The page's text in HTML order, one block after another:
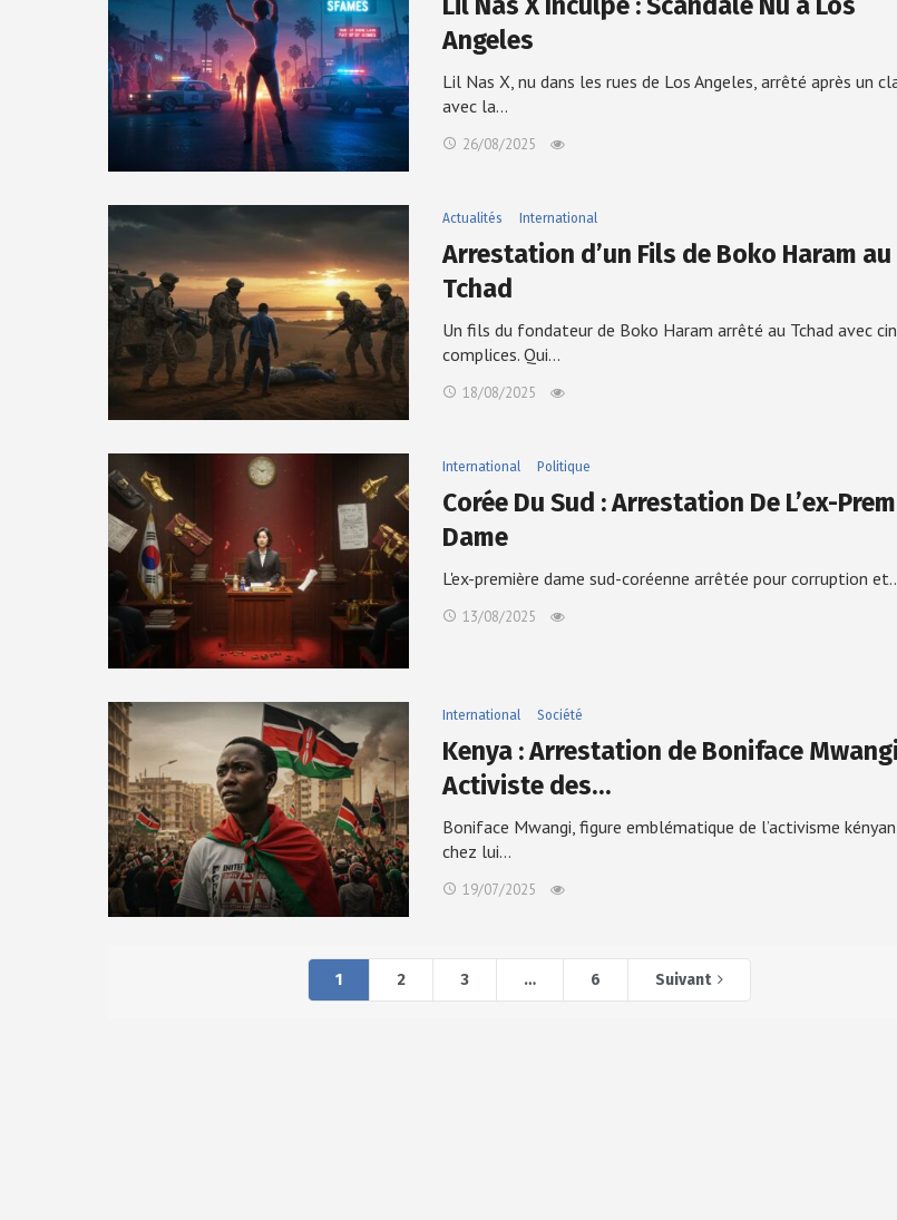
Angeles
Lil Nas X, nu dans les rues de Los Angeles, arrêté après un
avec la…
26/08/2025
Actualités International
Arrestation d’un Fils de Boko Haram au
Tchad
Un fils du fondateur de Boko Haram arrêté au Tchad avec
complices. Qui…
18/08/2025
International Politique
Corée Du Sud : Arrestation De L’ex-
Dame
L'ex-première dame sud-coréenne arrêtée pour corruption
13/08/2025
International Société
Kenya : Arrestation de Boniface
Activiste des…
Boniface Mwangi, figure emblématique de l’activisme
chez lui…
19/07/2025
1 2 3 … 6 Suivant